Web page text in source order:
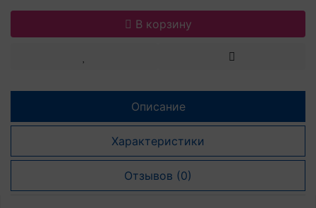
В корзину
Описание
Характеристики
Отзывов (0)